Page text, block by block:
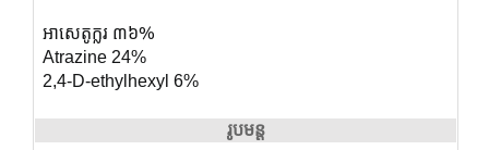
អាសេតូក្លរ ៣៦%
Atrazine 24%
2,4-D-ethylhexyl 6%
រូបមន្ត